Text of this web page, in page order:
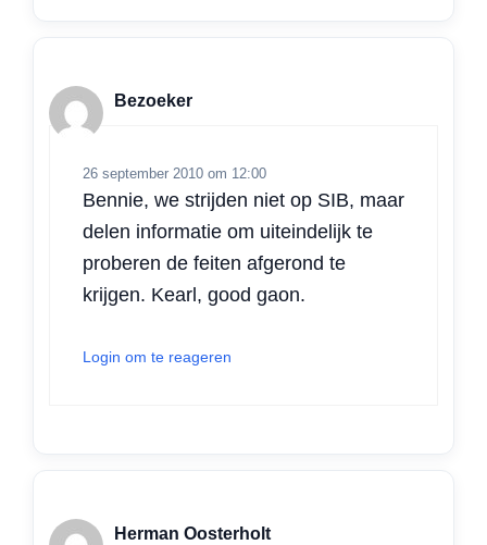
Bezoeker
26 september 2010 om 12:00
Bennie, we strijden niet op SIB, maar
delen informatie om uiteindelijk te
proberen de feiten afgerond te
krijgen. Kearl, good gaon.
Login om te reageren
Herman Oosterholt